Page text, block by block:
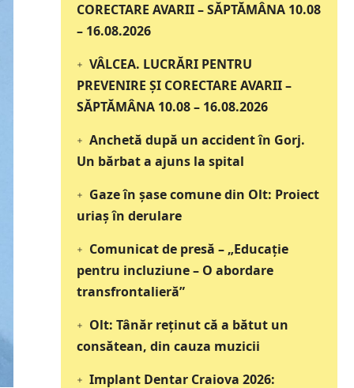
CORECTARE AVARII – SĂPTĂMÂNA 10.08
– 16.08.2026
VÂLCEA. LUCRĂRI PENTRU
PREVENIRE ȘI CORECTARE AVARII –
SĂPTĂMÂNA 10.08 – 16.08.2026
Anchetă după un accident în Gorj.
Un bărbat a ajuns la spital
Gaze în șase comune din Olt: Proiect
uriaș în derulare
Comunicat de presă – „Educație
pentru incluziune – O abordare
transfrontalieră”
Olt: Tânăr reţinut că a bătut un
consătean, din cauza muzicii
Implant Dentar Craiova 2026: